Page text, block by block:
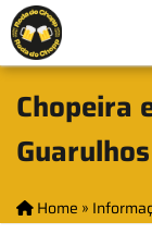
Chopeira
Guarulhos
Home »